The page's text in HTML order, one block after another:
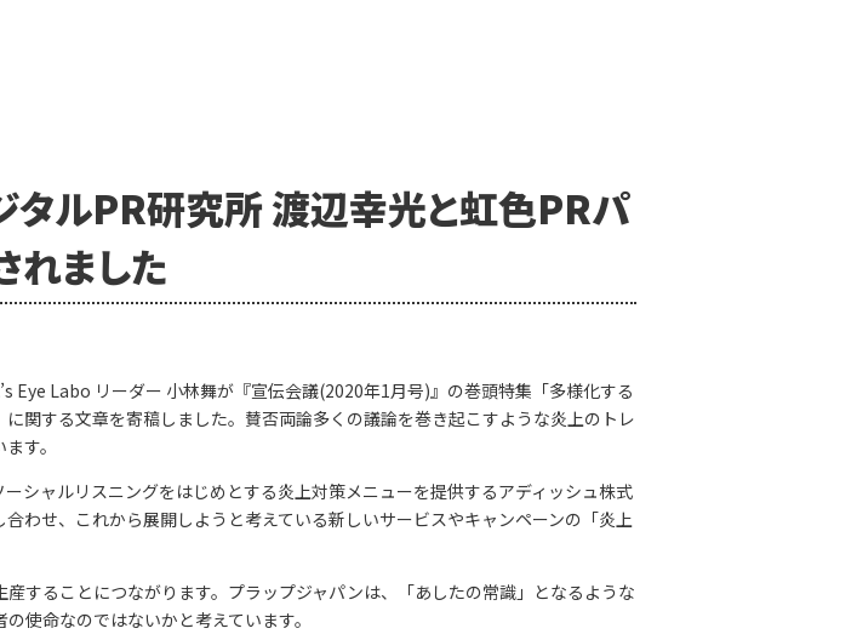
タルPR研究所 渡辺幸光と虹色PRパ
れました
Eye Labo リーダー 小林舞が『宣伝会議(2020年1月号)』の巻頭特集「多様化する
関する文章を寄稿しました。賛否両論多くの議論を巻き起こすような炎上のトレ
す。
シャルリスニングをはじめとする炎上対策メニューを提供するアディッシュ株式
わせ、これから展開しようと考えている新しいサービスやキャンペーンの「炎上
することにつながります。プラップジャパンは、「あしたの常識」となるような
使命なのではないかと考えています。